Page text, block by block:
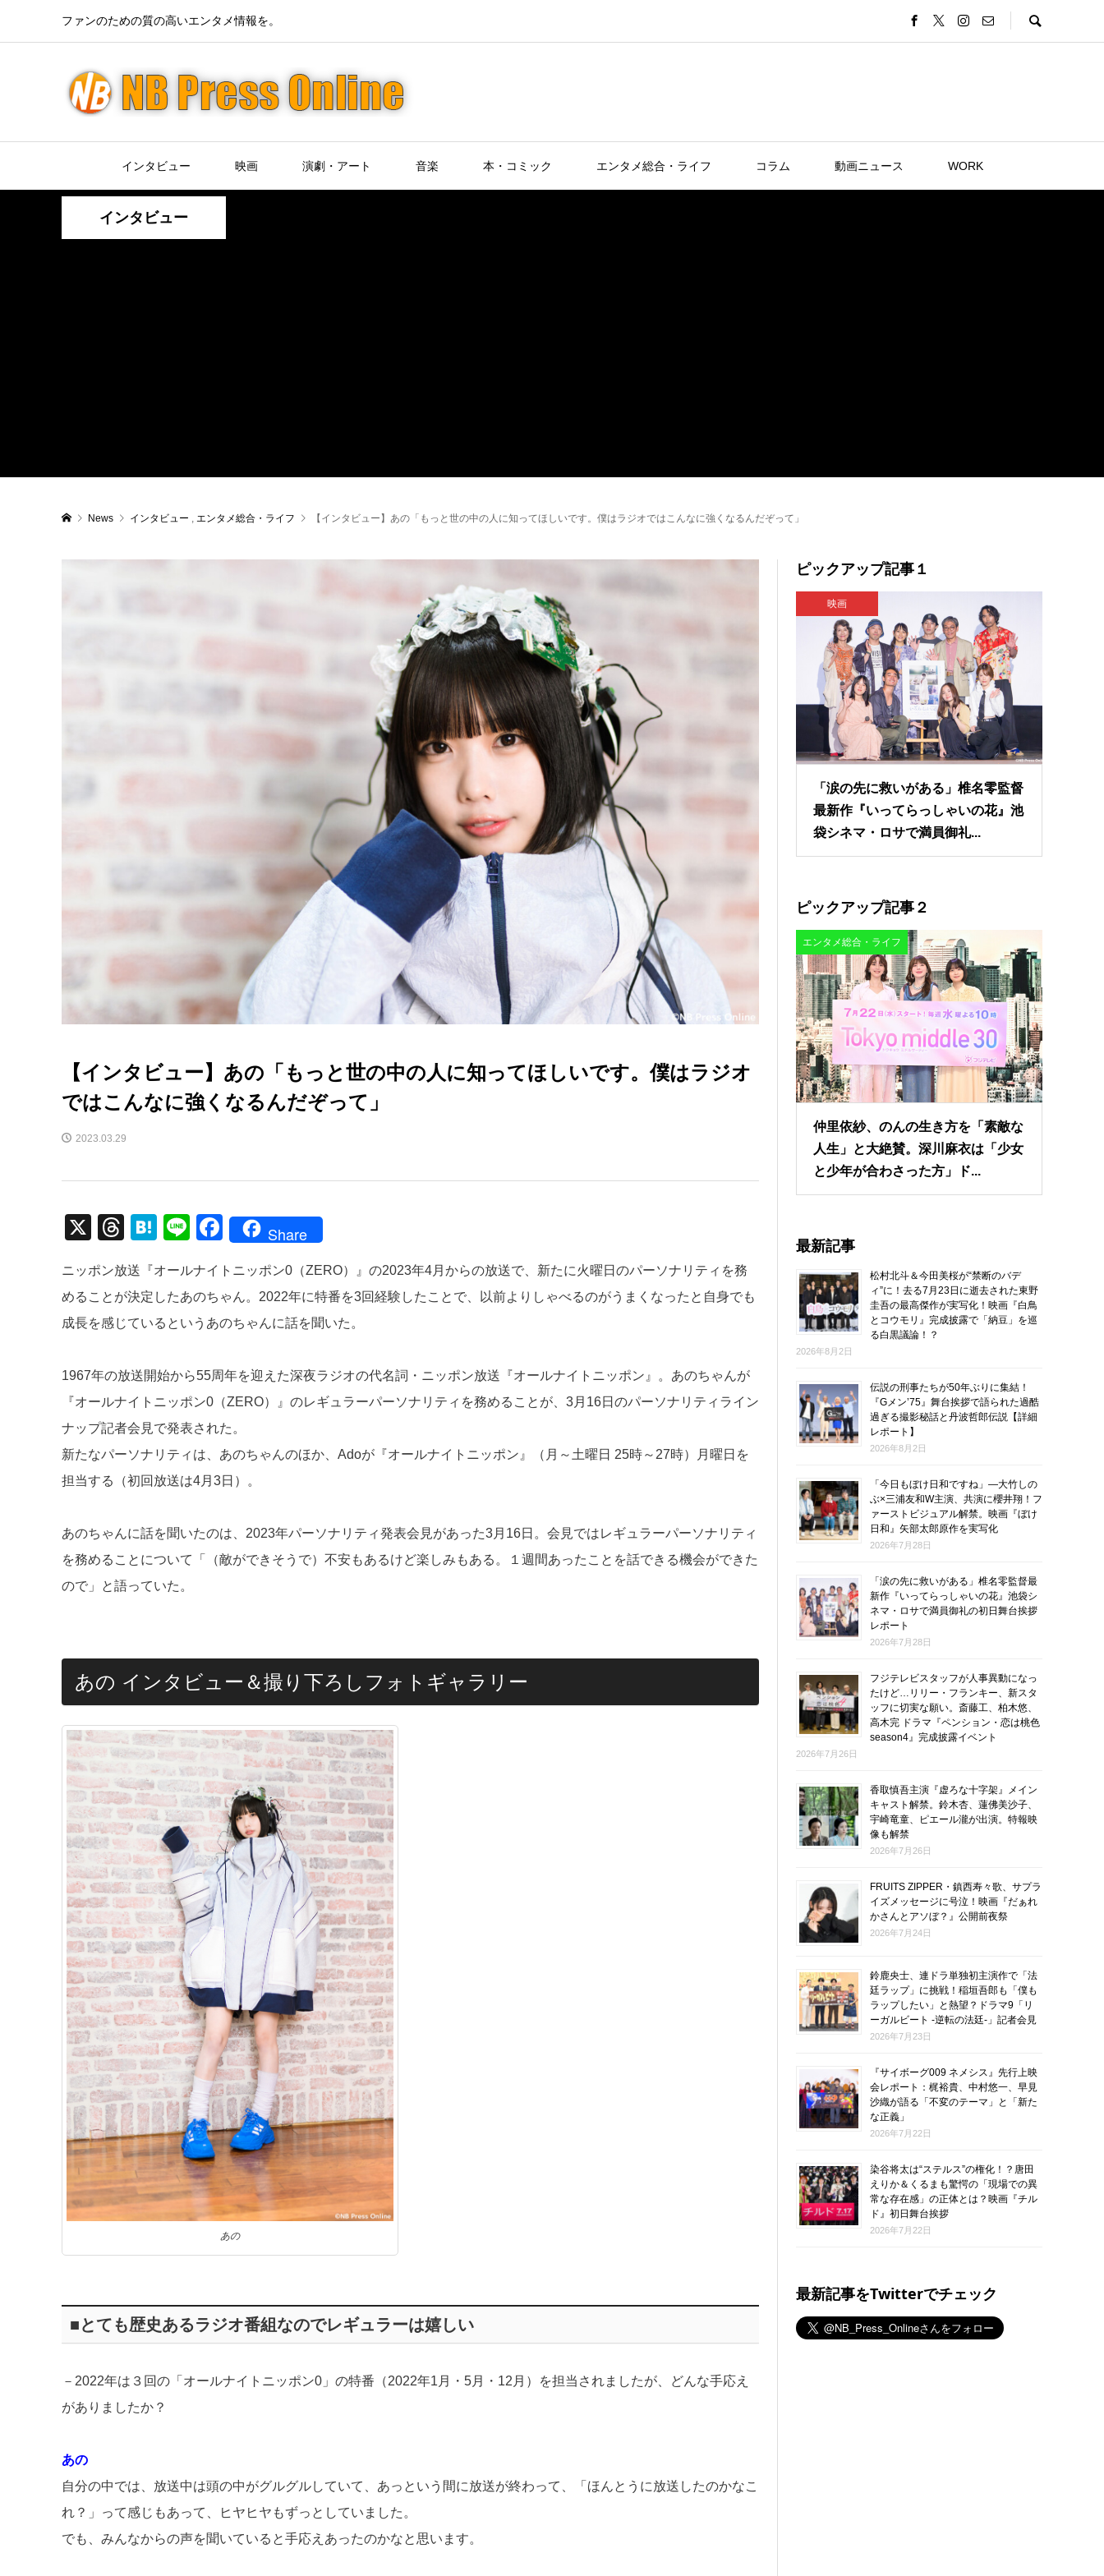
ファンのための質の高いエンタメ情報を。
インタビュー 映画 演劇・アート 音楽 本・コミック エンタメ総合・ライフ コラム 動画ニュース WORK
インタビュー
News インタビュー , エンタメ総合・ライフ 【インタビュー】あの「もっと世の中の人に知ってほしいです。僕はラジオではこんなに強くなるんだぞって」
【インタビュー】あの「もっと世の中の人に知ってほしいです。僕はラジオ
ではこんなに強くなるんだぞって」
2023.03.29
X
T
e
a
d
H
e
n
a
Li
e
F
c
e
b
o
k
Share
ニッポン放送『オールナイトニッポン0（ZERO）』の2023年4月からの放送で、新たに火曜日のパーソナリティを務
めることが決定したあのちゃん。2022年に特番を3回経験したことで、以前よりしゃべるのがうまくなったと自身でも
成長を感じているというあのちゃんに話を聞いた。
1967年の放送開始から55周年を迎えた深夜ラジオの代名詞・ニッポン放送『オールナイトニッポン』。あのちゃんが
『オールナイトニッポン0（ZERO）』のレギュラーパーソナリティを務めることが、3月16日のパーソナリティライン
ナップ記者会見で発表された。
新たなパーソナリティは、あのちゃんのほか、Adoが『オールナイトニッポン』（月～土曜日 25時～27時）月曜日を
担当する（初回放送は4月3日）。
あのちゃんに話を聞いたのは、2023年パーソナリティ発表会見があった3月16日。会見ではレギュラーパーソナリティ
を務めることについて「（敵ができそうで）不安もあるけど楽しみもある。１週間あったことを話できる機会ができた
ので」と語っていた。
あの インタビュー＆撮り下ろしフォトギャラリー
あの
■とても歴史あるラジオ番組なのでレギュラーは嬉しい
－2022年は３回の「オールナイトニッポン0」の特番（2022年1月・5月・12月）を担当されましたが、どんな手応え
がありましたか？
あの
自分の中では、放送中は頭の中がグルグルしていて、あっという間に放送が終わって、「ほんとうに放送したのかなこ
れ？」って感じもあって、ヒヤヒヤもずっとしていました。
でも、みんなからの声を聞いていると手応えあったのかなと思います。
ピックアップ記事１
映画
「涙の先に救いがある」椎名零監督
最新作『いってらっしゃいの花』池
袋シネマ・ロサで満員御礼...
ピックアップ記事２
エンタメ総合・ライフ
仲里依紗、のんの生き方を「素敵な
人生」と大絶賛。深川麻衣は「少女
と少年が合わさった方」ド...
最新記事
松村北斗＆今田美桜が“禁断のバデ
ィ”に！去る7月23日に逝去された東野
圭吾の最高傑作が実写化！映画『白鳥
とコウモリ』完成披露で「納豆」を巡
る白黒議論！？
2026年8月2日
伝説の刑事たちが50年ぶりに集結！
『Gメン’75』舞台挨拶で語られた過酷
過ぎる撮影秘話と丹波哲郎伝説【詳細
レポート】
2026年8月2日
「今日もぼけ日和ですね」―大竹しの
ぶ×三浦友和W主演、共演に櫻井翔！フ
ァーストビジュアル解禁。映画『ぼけ
日和』矢部太郎原作を実写化
2026年7月28日
「涙の先に救いがある」椎名零監督最
新作『いってらっしゃいの花』池袋シ
ネマ・ロサで満員御礼の初日舞台挨拶
レポート
2026年7月28日
フジテレビスタッフが人事異動になっ
たけど…リリー・フランキー、新スタ
ッフに切実な願い。斎藤工、柏木悠、
高木完 ドラマ『ペンション・恋は桃色
season4』完成披露イベント
2026年7月26日
香取慎吾主演『虚ろな十字架』メイン
キャスト解禁。鈴木杏、蓮佛美沙子、
宇崎竜童、ピエール瀧が出演。特報映
像も解禁
2026年7月26日
FRUITS ZIPPER・鎮西寿々歌、サプラ
イズメッセージに号泣！映画『だぁれ
かさんとアソぼ？』公開前夜祭
2026年7月24日
鈴鹿央士、連ドラ単独初主演作で「法
廷ラップ」に挑戦！稲垣吾郎も「僕も
ラップしたい」と熱望？ドラマ9「リ
ーガルビート -逆転の法廷-」記者会見
2026年7月23日
『サイボーグ009 ネメシス』先行上映
会レポート：梶裕貴、中村悠一、早見
沙織が語る「不変のテーマ」と「新た
な正義」
2026年7月22日
染谷将太は“ステルス”の権化！？唐田
えりか＆くるまも驚愕の「現場での異
常な存在感」の正体とは？映画『チル
ド』初日舞台挨拶
2026年7月22日
最新記事をTwitterでチェック